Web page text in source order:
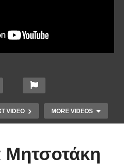
VIDEO MORE VIDEOS
Μητσοτάκη